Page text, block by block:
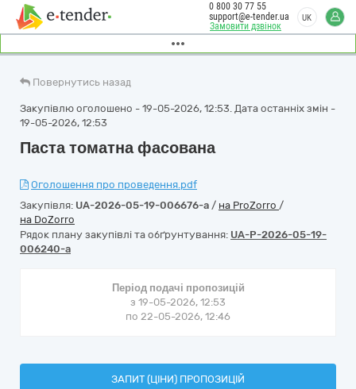
Замовити дзвінок
0 800 30 77 55
support@e-tender.ua
UK
Повернутись назад
Закупівлю оголошено - 19-05-2026, 12:53. Дата останніх змін -
19-05-2026, 12:53
Паста томатна фасована
Оголошення про проведення.pdf
Закупівля: UA-2026-05-19-006676-a / на ProZorro /
на DoZorro
Рядок плану закупівлі та обґрунтування: UA-P-2026-05-19-
006240-a
Період подачі пропозицій
з 19-05-2026, 12:53
по 22-05-2026, 12:46
ЗАПИТ (ЦІНИ) ПРОПОЗИЦІЙ